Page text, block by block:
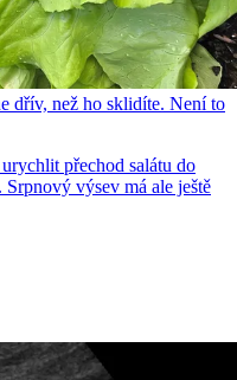
dřív, než ho sklidíte. Není to
přechod salátu do
výsev má ale ještě